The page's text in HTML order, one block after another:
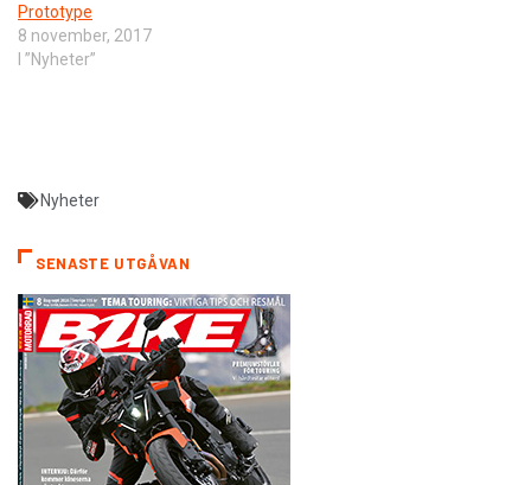
Prototype
8 november, 2017
I ”Nyheter”
Nyheter
SENASTE UTGÅVAN